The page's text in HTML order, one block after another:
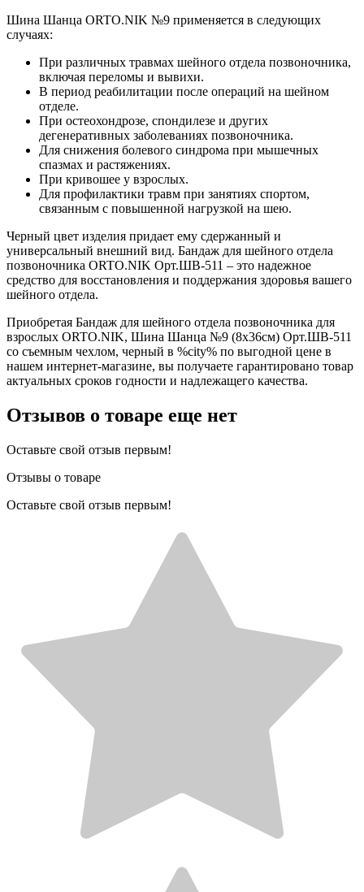
Шина Шанца ORTO.NIK №9 применяется в следующих
случаях:
При различных травмах шейного отдела позвоночника,
включая переломы и вывихи.
В период реабилитации после операций на шейном
отделе.
При остеохондрозе, спондилезе и других
дегенеративных заболеваниях позвоночника.
Для снижения болевого синдрома при мышечных
спазмах и растяжениях.
При кривошее у взрослых.
Для профилактики травм при занятиях спортом,
связанным с повышенной нагрузкой на шею.
Черный цвет изделия придает ему сдержанный и
универсальный внешний вид. Бандаж для шейного отдела
позвоночника ORTO.NIK Орт.ШВ-511 – это надежное
средство для восстановления и поддержания здоровья вашего
шейного отдела.
Приобретая Бандаж для шейного отдела позвоночника для
взрослых ORTO.NIK, Шина Шанца №9 (8х36см) Орт.ШВ-511
со съемным чехлом, черный в %city% по выгодной цене в
нашем интернет-магазине, вы получаете гарантировано товар
актуальных сроков годности и надлежащего качества.
Отзывов о товаре еще нет
Оставьте свой отзыв первым!
Отзывы о товаре
Оставьте свой отзыв первым!